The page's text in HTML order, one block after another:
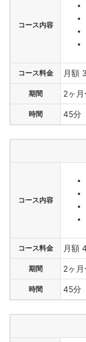
コース内容
コース料金 月額
期間 2ヶ月
時間 45分
コース内容
コース料金 月額
期間 2ヶ月
時間 45分